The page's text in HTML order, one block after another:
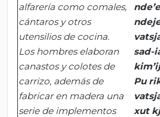
alfarería como comales,
cántaros y otros
utensilios de cocina.
Los hombres elaboran
canastos y colotes de
carrizo, además de
fabricar en madera una
serie de implementos
sad-
Pu
xut